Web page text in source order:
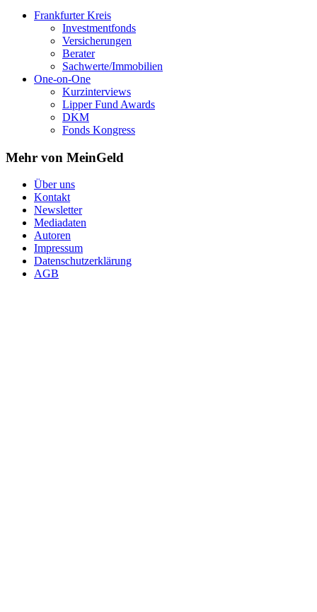
Frankfurter Kreis
Investmentfonds
Versicherungen
Berater
Sachwerte/Immobilien
One-on-One
Kurzinterviews
Lipper Fund Awards
DKM
Fonds Kongress
Mehr von MeinGeld
Über uns
Kontakt
Newsletter
Mediadaten
Autoren
Impressum
Datenschutzerklärung
AGB